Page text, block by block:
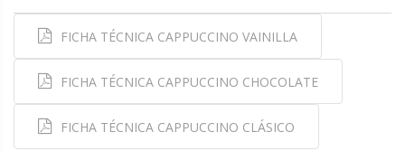
FICHA TÉCNICA CAPPUCCINO VAINILLA
FICHA TÉCNICA CAPPUCCINO CHOCOLATE
FICHA TÉCNICA CAPPUCCINO CLÁSICO